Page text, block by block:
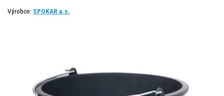
Výrobce: SPOKAR a.s.